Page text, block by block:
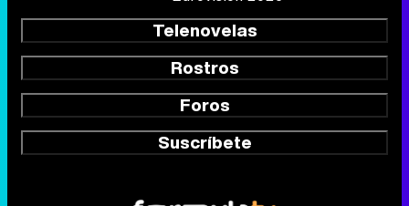
Telenovelas
Rostros
Foros
Suscríbete